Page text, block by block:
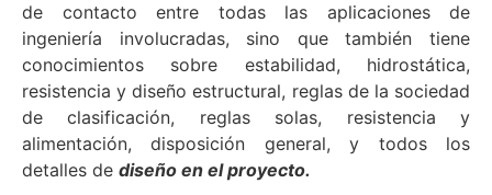
de contacto entre todas las aplicaciones de
ingeniería involucradas, sino que también tiene
conocimientos sobre estabilidad, hidrostática,
resistencia y diseño estructural, reglas de la sociedad
de clasificación, reglas solas, resistencia y
alimentación, disposición general, y todos los
detalles de diseño en el proyecto.